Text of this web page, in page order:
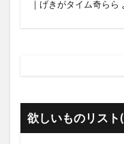
｜げきがタイム奇らら
欲しいものリスト